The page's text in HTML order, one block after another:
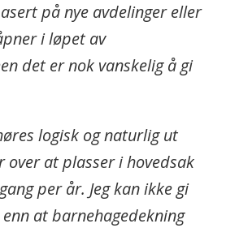
på nye avdelinger eller
i løpet av
det er nok vanskelig å gi
logisk og naturlig ut
at plasser i hovedsak
per år. Jeg kan ikke gi
at barnehagedekning